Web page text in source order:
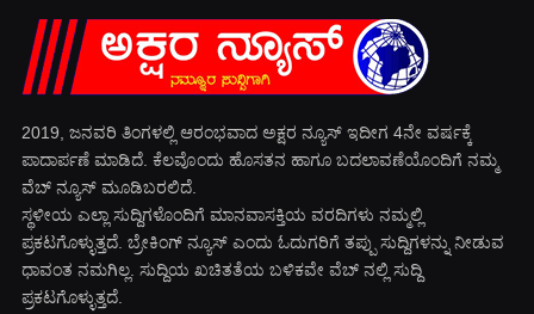
2019, ಜನವರಿ‌ ತಿಂಗಳಲ್ಲಿ ಆರಂಭವಾದ ಅಕ್ಷರ ನ್ಯೂಸ್ ಇದೀಗ 4ನೇ ವರ್ಷಕ್ಕೆ
ಪಾದಾರ್ಪಣೆ ಮಾಡಿದೆ. ಕೆಲವೊಂದು ಹೊಸತನ ಹಾಗೂ ಬದಲಾವಣೆಯೊಂದಿಗೆ ನಮ್ಮ
ವೆಬ್ ನ್ಯೂಸ್ ಮೂಡಿಬರಲಿದೆ.
ಸ್ಥಳೀಯ ಎಲ್ಲಾ ಸುದ್ದಿಗಳೊಂದಿಗೆ ಮಾನವಾಸಕ್ತಿಯ ವರದಿಗಳು ನಮ್ಮಲ್ಲಿ
ಪ್ರಕಟಗೊಳ್ಳುತ್ತದೆ. ಬ್ರೇಕಿಂಗ್ ನ್ಯೂಸ್ ಎಂದು ಓದುಗರಿಗೆ ತಪ್ಪು ಸುದ್ದಿಗಳನ್ನು ನೀಡುವ
ಧಾವಂತ ನಮಗಿಲ್ಲ. ಸುದ್ದಿಯ ಖಚಿತತೆಯ ಬಳಿಕವೇ ವೆಬ್ ನಲ್ಲಿ ಸುದ್ದಿ
ಪ್ರಕಟಗೊಳ್ಳುತ್ತದೆ.